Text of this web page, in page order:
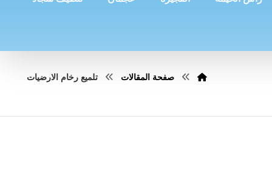
صفحة المقالات تلميع رخام الارضيات